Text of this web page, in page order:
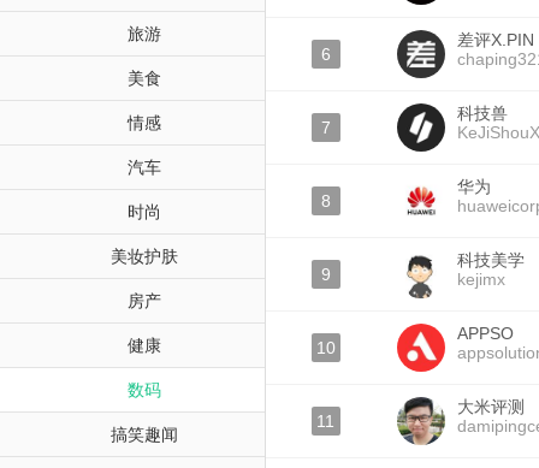
旅游
美食
情感
汽车
时尚
美妆护肤
房产
健康
数码
搞笑趣闻
6
差评X.PIN
7
科技兽
KeJiShouX
8
华为
9
科技美学
kejimx
10
APPSO
11
大米评测